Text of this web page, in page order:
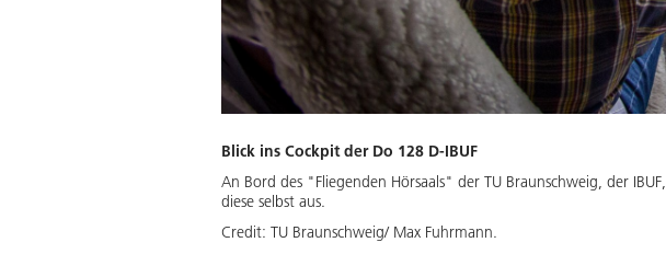
Blick ins Cockpit der Do 128 D-IBUF
An Bord des "Fliegenden Hörsaals" der TU Braunschweig, der
diese selbst aus.
Credit: TU Braunschweig/ Max Fuhrmann.